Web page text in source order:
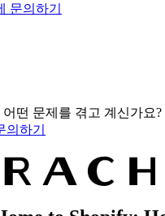
문의하기
떤 문제를 겪고 계신가요?
의하기